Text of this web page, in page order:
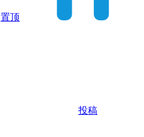
置顶
投稿